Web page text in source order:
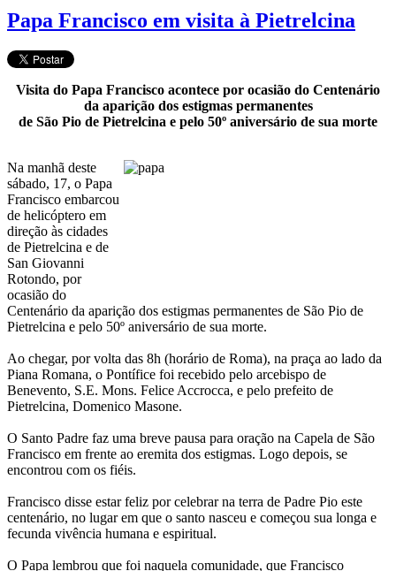
Papa Francisco em visita à Pietrelcina
Visita do Papa Francisco acontece por ocasião do Centenário
da aparição dos estigmas permanentes
de São Pio de Pietrelcina e pelo 50º aniversário de sua morte
Na manhã deste
sábado, 17, o Papa
Francisco embarcou
de helicóptero em
direção às cidades
de Pietrelcina e de
San Giovanni
Rotondo, por
ocasião do
Centenário da aparição dos estigmas permanentes de São Pio de
Pietrelcina e pelo 50º aniversário de sua morte.
Ao chegar, por volta das 8h (horário de Roma), na praça ao lado da
Piana Romana, o Pontífice foi recebido pelo arcebispo de
Benevento, S.E. Mons. Felice Accrocca, e pelo prefeito de
Pietrelcina, Domenico Masone.
O Santo Padre faz uma breve pausa para oração na Capela de São
Francisco em frente ao eremita dos estigmas. Logo depois, se
encontrou com os fiéis.
Francisco disse estar feliz por celebrar na terra de Padre Pio este
centenário, no lugar em que o santo nasceu e começou sua longa e
fecunda vivência humana e espiritual.
O Papa lembrou que foi naquela comunidade, que Francisco